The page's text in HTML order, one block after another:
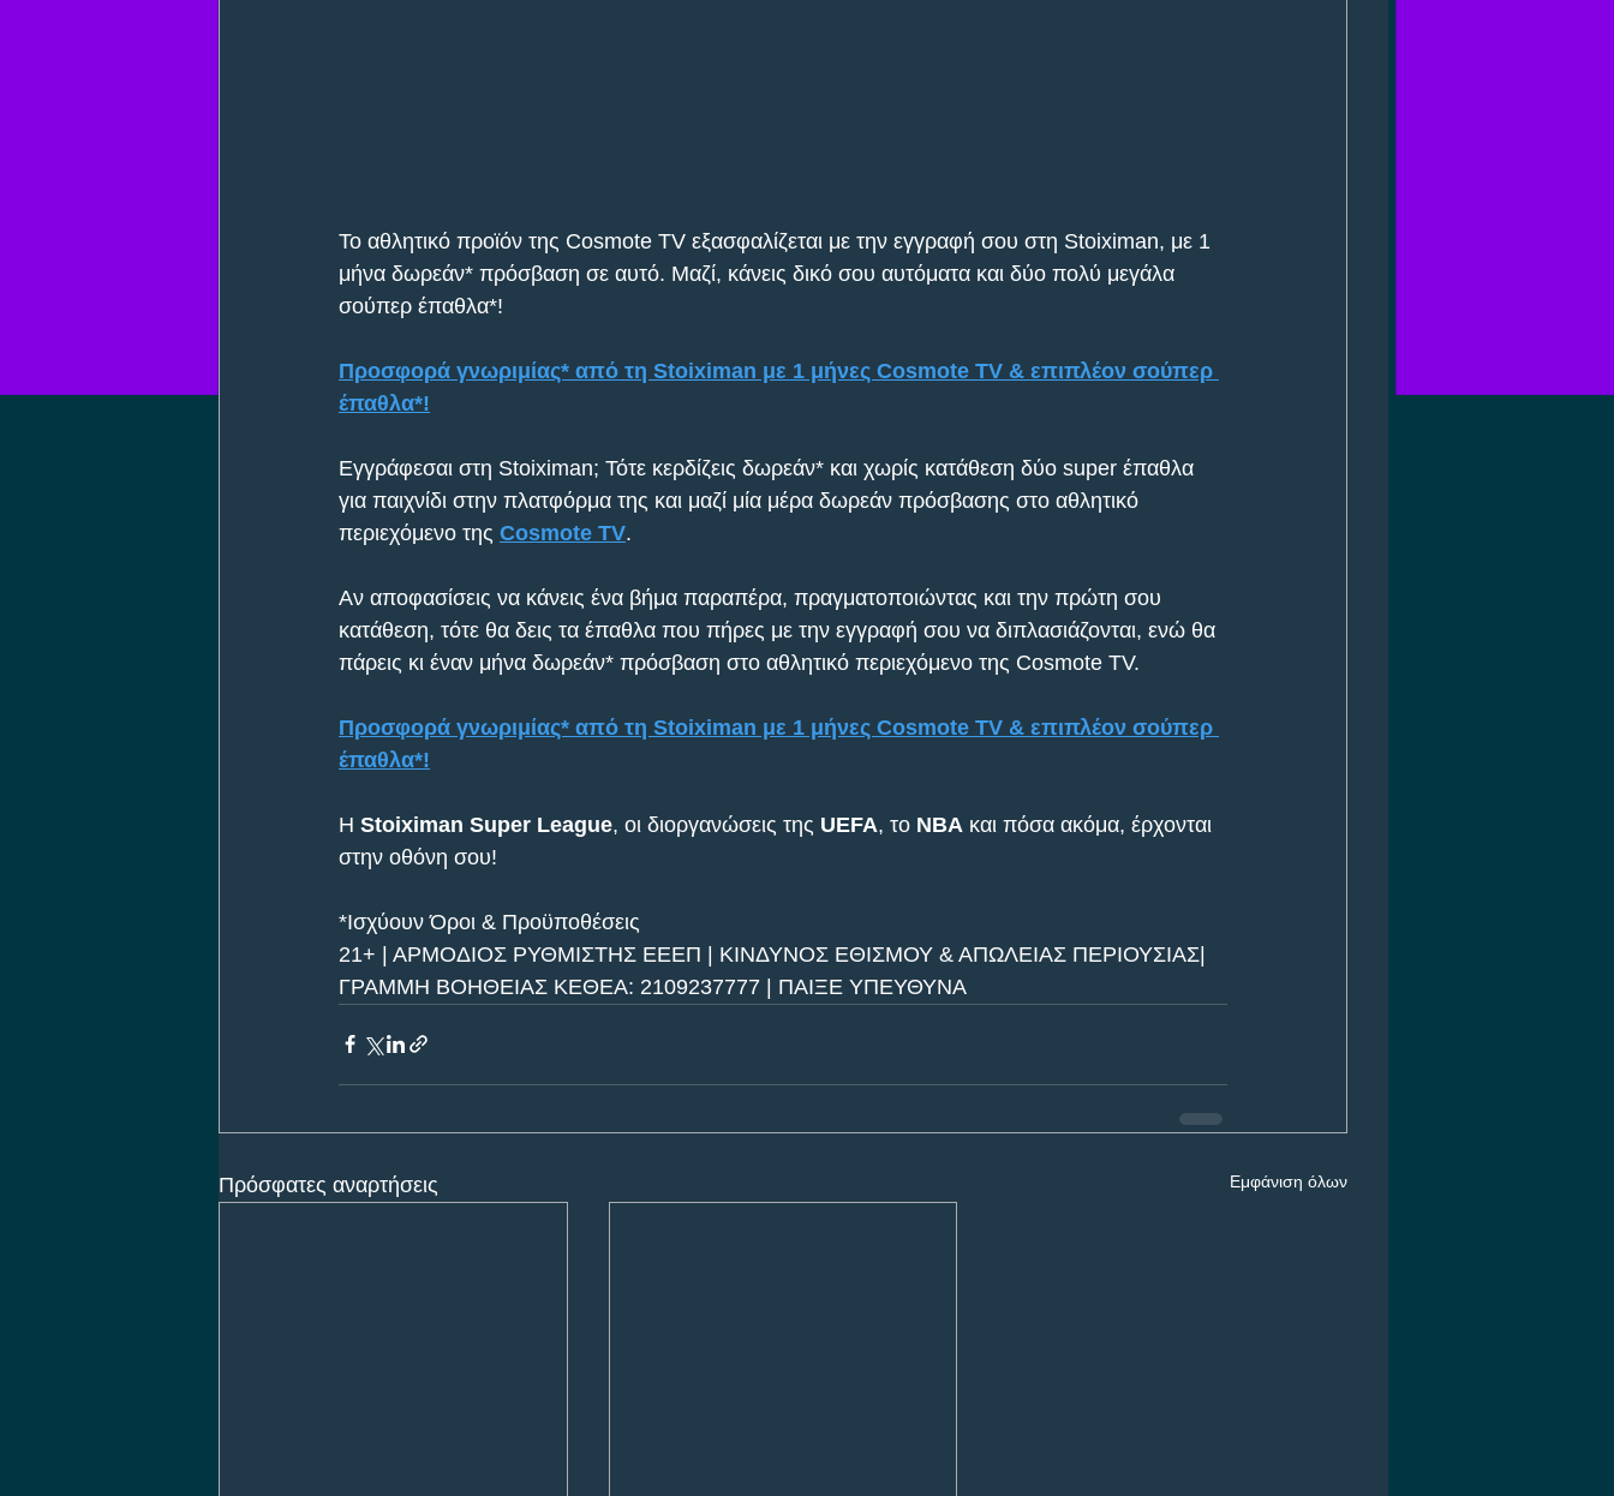
Το αθλητικό προϊόν της Cosmote TV εξασφαλίζεται με την εγγραφή σου στη Stoiximan, με 1
μήνα δωρεάν* πρόσβαση σε αυτό. Μαζί, κάνεις δικό σου αυτόματα και δύο πολύ μεγάλα
σούπερ έπαθλα*!
Προσφορά γνωριμίας* από τη Stoiximan με 1 μήνες Cosmote TV & επιπλέον σούπερ
έπαθλα*!
Εγγράφεσαι στη Stoiximan; Τότε κερδίζεις δωρεάν* και χωρίς κατάθεση δύο super έπαθλα
για παιχνίδι στην πλατφόρμα της και μαζί μία μέρα δωρεάν πρόσβασης στο αθλητικό
περιεχόμενο της Cosmote TV.
Αν αποφασίσεις να κάνεις ένα βήμα παραπέρα, πραγματοποιώντας και την πρώτη σου
κατάθεση, τότε θα δεις τα έπαθλα που πήρες με την εγγραφή σου να διπλασιάζονται, ενώ θα
πάρεις κι έναν μήνα δωρεάν* πρόσβαση στο αθλητικό περιεχόμενο της Cosmote TV.
Προσφορά γνωριμίας* από τη Stoiximan με 1 μήνες Cosmote TV & επιπλέον σούπερ
έπαθλα*!
H Stoiximan Super League, οι διοργανώσεις της UEFA, το ΝΒΑ και πόσα ακόμα, έρχονται
στην οθόνη σου!
*Ισχύουν Όροι & Προϋποθέσεις
21+ | ΑΡΜΟΔΙΟΣ ΡΥΘΜΙΣΤΗΣ ΕΕΕΠ | ΚΙΝΔΥΝΟΣ ΕΘΙΣΜΟΥ & ΑΠΩΛΕΙΑΣ ΠΕΡΙΟΥΣΙΑΣ|
ΓΡΑΜΜΗ ΒΟΗΘΕΙΑΣ ΚΕΘΕΑ: 2109237777 | ΠΑΙΞΕ ΥΠΕΥΘΥΝΑ
Πρόσφατες αναρτήσεις Εμφάνιση όλων